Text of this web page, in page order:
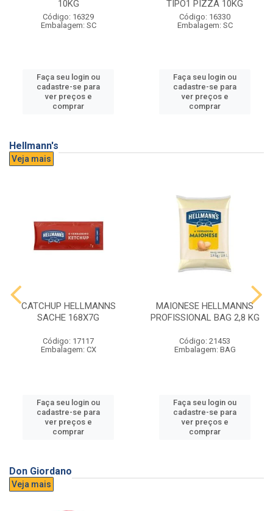
10KG
Código: 16329
Embalagem: SC
Faça seu login ou
cadastre-se para
ver preços e
comprar
TIPO1 PIZZA 10KG
Código: 16330
Embalagem: SC
Faça seu login ou
cadastre-se para
ver preços e
comprar
Hellmann's
Veja mais
CATCHUP HELLMANNS
SACHE 168X7G
Código: 17117
Embalagem: CX
Faça seu login ou
cadastre-se para
ver preços e
comprar
MAIONESE HELLMANNS
PROFISSIONAL BAG 2,8 KG
Código: 21453
Embalagem: BAG
Faça seu login ou
cadastre-se para
ver preços e
comprar
Don Giordano
Veja mais